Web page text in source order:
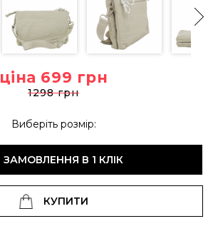
ціна 699 грн
1298 грн
Виберіть розмір:
ЗАМОВЛЕННЯ В 1 КЛІК
КУПИТИ